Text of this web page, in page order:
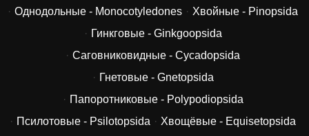
Однодольные - Monocotyledones
Хвойные - Pinopsida
Гинкговые - Ginkgoopsida
Саговниковидные - Cycadopsida
Гнетовые - Gnetopsida
Папоротниковые - Polypodiopsida
Псилотовые - Psilotopsida
Хвощёвые - Equisetopsida